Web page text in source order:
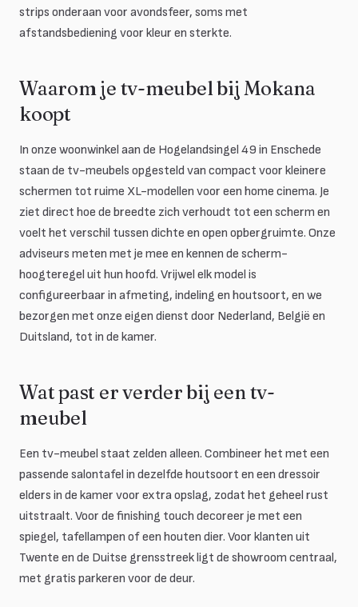
strips onderaan voor avondsfeer, soms met
afstandsbediening voor kleur en sterkte.
Waarom je tv-meubel bij Mokana
koopt
In onze woonwinkel aan de Hogelandsingel 49 in Enschede
staan de tv-meubels opgesteld van compact voor kleinere
schermen tot ruime XL-modellen voor een home cinema. Je
ziet direct hoe de breedte zich verhoudt tot een scherm en
voelt het verschil tussen dichte en open opbergruimte. Onze
adviseurs meten met je mee en kennen de scherm-
hoogteregel uit hun hoofd. Vrijwel elk model is
configureerbaar in afmeting, indeling en houtsoort, en we
bezorgen met onze eigen dienst door Nederland, België en
Duitsland, tot in de kamer.
Wat past er verder bij een tv-
meubel
Een tv-meubel staat zelden alleen. Combineer het met een
passende salontafel in dezelfde houtsoort en een dressoir
elders in de kamer voor extra opslag, zodat het geheel rust
uitstraalt. Voor de finishing touch decoreer je met een
spiegel, tafellampen of een houten dier. Voor klanten uit
Twente en de Duitse grensstreek ligt de showroom centraal,
met gratis parkeren voor de deur.